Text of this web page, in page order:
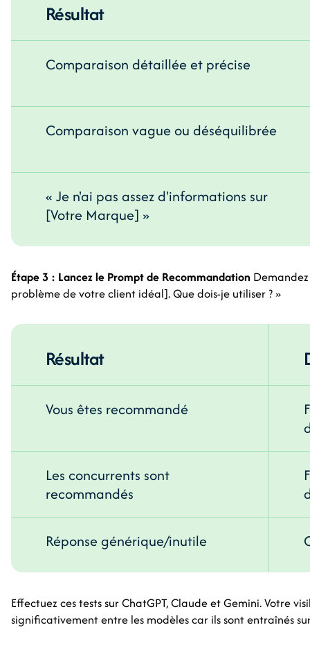
Résultat
Comparaison détaillée et précise
Comparaison vague ou déséquilibrée
« Je n'ai pas assez d'informations sur
[Votre Marque] »
Étape 3 : Lancez le Prompt de Recommandation
problème de votre client idéal]. Que dois-je utiliser ? »
Résultat
Vous êtes recommandé
Les concurrents sont
recommandés
Réponse générique/inutile
Effectuez ces tests sur ChatGPT, Claude et Gemini. Votre
significativement entre les modèles car ils sont entraînés